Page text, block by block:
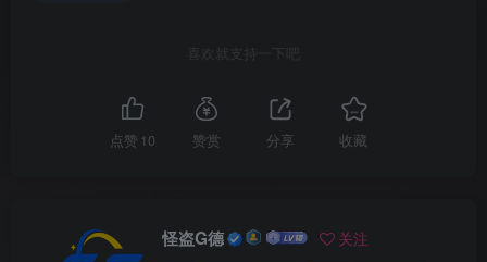
喜欢就支持一下吧
点赞 10 赞赏 分享 收藏
怪盗G德 关注